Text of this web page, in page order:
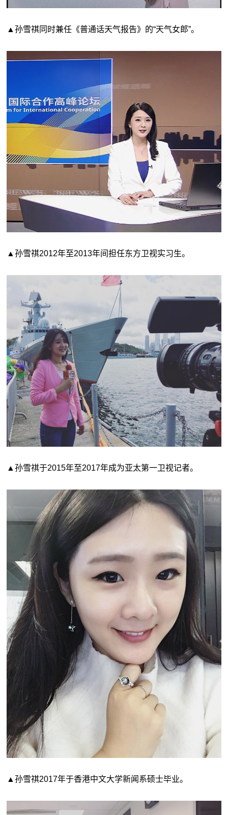
▲孙雪祺同时兼任《普通话天气报告》的“天气女郎”。
▲孙雪祺2012年至2013年间担任东方卫视实习生。
▲孙雪祺于2015年至2017年成为亚太第一卫视记者。
▲孙雪祺2017年于香港中文大学新闻系硕士毕业。